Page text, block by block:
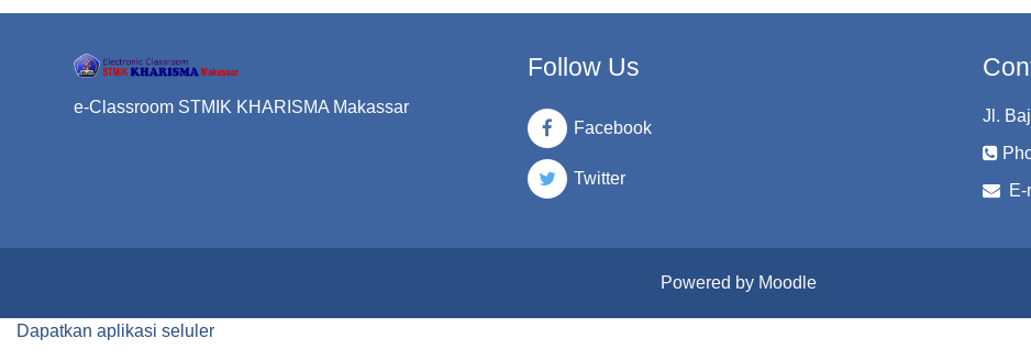
e-Classroom STMIK KHARISMA Makassar
Follow Us
Facebook
Twitter
Jl.
E-
Powered by Moodle
Dapatkan aplikasi seluler